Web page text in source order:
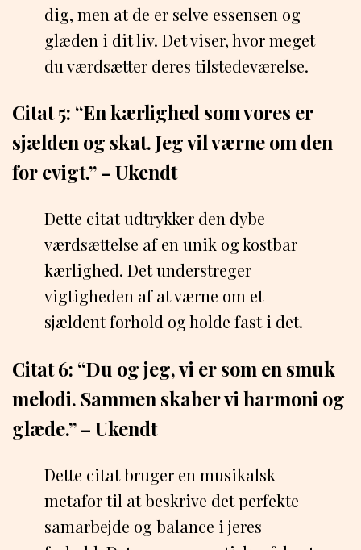
dig, men at de er selve essensen og
glæden i dit liv. Det viser, hvor meget
du værdsætter deres tilstedeværelse.
Citat 5: “En kærlighed som vores er
sjælden og skat. Jeg vil værne om den
for evigt.” – Ukendt
Dette citat udtrykker den dybe
værdsættelse af en unik og kostbar
kærlighed. Det understreger
vigtigheden af at værne om et
sjældent forhold og holde fast i det.
Citat 6: “Du og jeg, vi er som en smuk
melodi. Sammen skaber vi harmoni og
glæde.” – Ukendt
Dette citat bruger en musikalsk
metafor til at beskrive det perfekte
samarbejde og balance i jeres